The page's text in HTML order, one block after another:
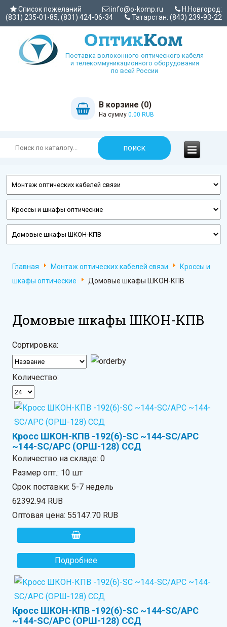
Список пожеланий info@o-komp.ru
Н.Новгород:
(831) 235-01-85, (831) 424-06-34
Татарстан: (843) 239-93-22
Поставка волоконного-оптического кабеля
и телекоммуникационного оборудования
по всей России
В корзине (0)
На сумму 0.00 RUB
Главная Монтаж оптических кабелей связи
Кроссы и
шкафы оптические
Домовые шкафы ШКОН-КПВ
Домовые шкафы ШКОН-КПВ
Сортировка:
Количество:
Кросс ШКОН-КПВ -192(6)-SC ~144-SC/APC
~144-SC/APC (ОРШ-128) ССД
Количество на складе:0
Размер опт.: 10 шт
Срок поставки: 5-7 недель
62392.94 RUB
Оптовая цена: 55147.70 RUB
Подробнее
Кросс ШКОН-КПВ -192(6)-SC ~144-SC/APC
~144-SC/APC (ОРШ-128) ССД